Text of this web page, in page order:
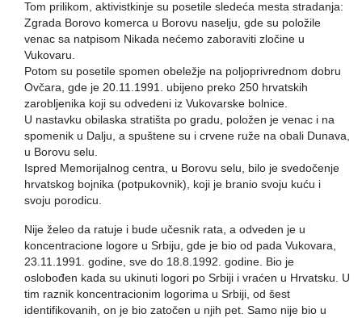
Tom prilikom, aktivistkinje su posetile sledeća mesta stradanja:
Zgrada Borovo komerca u Borovu naselju, gde su položile
venac sa natpisom Nikada nećemo zaboraviti zločine u
Vukovaru.
Potom su posetile spomen obeležje na poljoprivrednom dobru
Ovčara, gde je 20.11.1991. ubijeno preko 250 hrvatskih
zarobljenika koji su odvedeni iz Vukovarske bolnice.
U nastavku obilaska stratišta po gradu, položen je venac i na
spomenik u Dalju, a spuštene su i crvene ruže na obali Dunava,
u Borovu selu.
Ispred Memorijalnog centra, u Borovu selu, bilo je svedočenje
hrvatskog bojnika (potpukovnik), koji je branio svoju kuću i
svoju porodicu.
Nije želeo da ratuje i bude učesnik rata, a odveden je u
koncentracione logore u Srbiju, gde je bio od pada Vukovara,
23.11.1991. godine, sve do 18.8.1992. godine. Bio je
oslobođen kada su ukinuti logori po Srbiji i vraćen u Hrvatsku. U
tim raznik koncentracionim logorima u Srbiji, od šest
identifikovanih, on je bio zatočen u njih pet. Samo nije bio u